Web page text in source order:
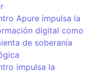
Apure impulsa la
digital como
de soberanía
impulsa la